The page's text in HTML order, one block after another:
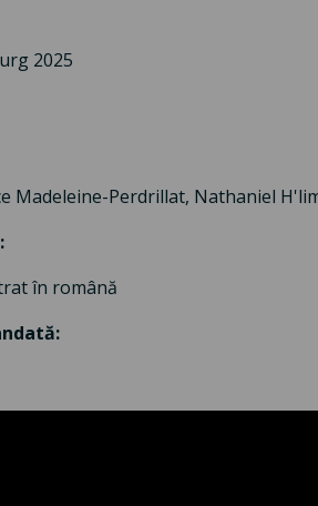
2025
Madeleine-Perdrillat, Nathaniel
:
în română
: